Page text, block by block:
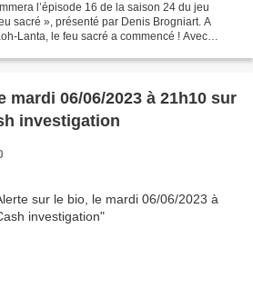
l’épisode 16 de la saison 24 du jeu
sacré », présenté par Denis Brogniart. A
Lanta, le feu sacré a commencé ! Avec
mardi 06/06/2023 à 21h10 sur
investigation